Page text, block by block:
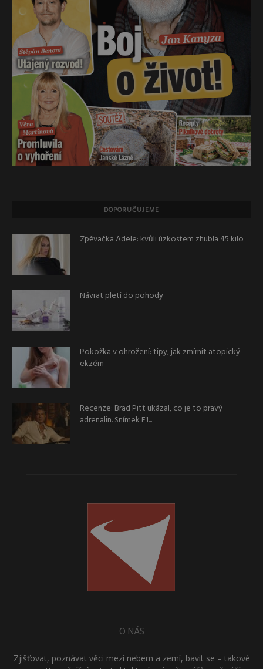
DOPORUČUJEME
Zpěvačka Adele: kvůli úzkostem zhubla 45 kilo
Návrat pleti do pohody
Pokožka v ohrožení: tipy, jak zmírnit atopický
ekzém
Recenze: Brad Pitt ukázal, co je to pravý
adrenalin. Snímek F1...
O NÁS
Zjišťovat, poznávat věci mezi nebem a zemí, bavit se – takové